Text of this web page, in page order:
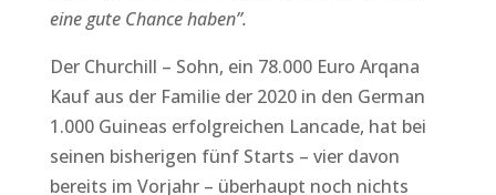
eine gute Chance haben”.
Der Churchill – Sohn, ein 78.000 Euro Arqana
Kauf aus der Familie der 2020 in den German
1.000 Guineas erfolgreichen Lancade, hat bei
seinen bisherigen fünf Starts – vier davon
bereits im Vorjahr – überhaupt noch nichts